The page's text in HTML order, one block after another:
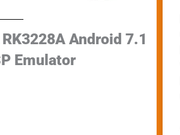
Android 7.1
Emulator